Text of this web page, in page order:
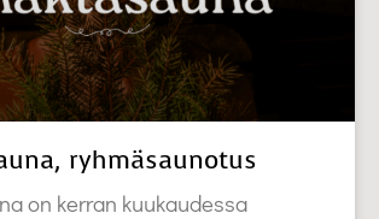
ryhmäsaunotus
on kerran kuukaudessa